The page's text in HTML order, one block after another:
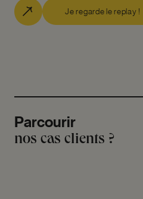
Je regarde le replay !
Parcourir
nos cas clients ?